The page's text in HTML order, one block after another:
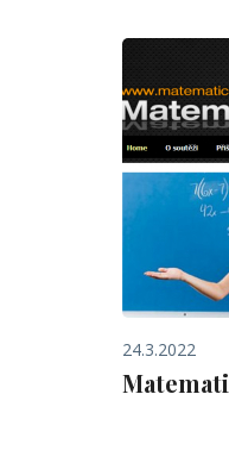
24.3.2022